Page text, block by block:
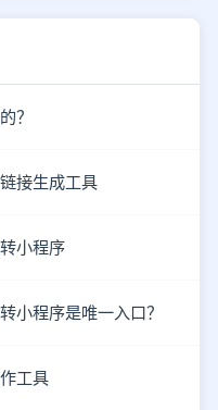
？
接生成工具
小程序
小程序是唯一入口？
工具